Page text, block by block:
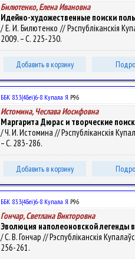
Билютенко, Елена Ивановна
Идейно-художественные поиски
/ Е. И. Билютенко // Рэспубліканскія
2009. – С. 225-230.
Добавить в корзину
ББК 83.3(4Беі)6-8 Купала Я.Р96
Истомина, Чеслава Иосифовна
Маргарита Дюрас и творческие
/ Ч. И. Истомина // Рэспубліканскія
– С. 283-286.
Добавить в корзину
ББК 83.3(4Беі)6-8 Купала Я.Р96
Гончар, Светлана Викторовна
Эволюция наполеоновской легенды
/ С. В. Гончар // Рэспубліканскія
256-261.